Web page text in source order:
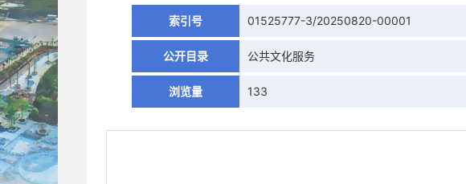
索引号 01525777-3/20250820-00001
公开目录 公共文化服务
浏览量 133